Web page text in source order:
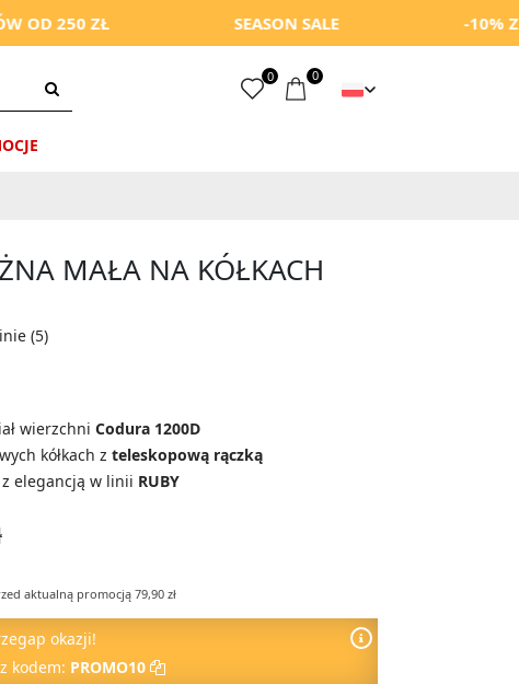
ZŁ SEASON SALE -10% Z KODEM:
0 0
MAŁA NA KÓŁKACH
(5)
wierzchni Codura 1200D
kółkach z teleskopową rączką
z elegancją w linii RUBY
aktualną promocją 79,90 zł
okazji!
kodem: PROMO10